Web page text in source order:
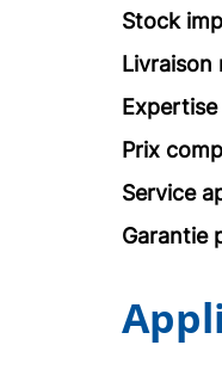
Stock
Livraison
Prix
Service
Garantie